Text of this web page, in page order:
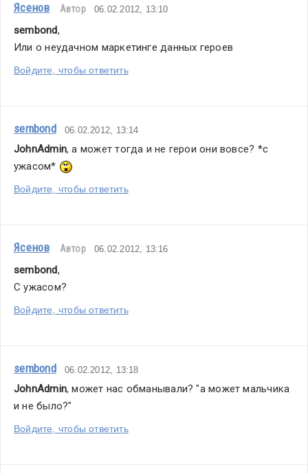
Ясенов Автор 06.02.2012, 13:10
sembond,
Или о неудачном маркетинге данных героев
Войдите, чтобы ответить
sembond 06.02.2012, 13:14
JohnAdmin, а может тогда и не герои они вовсе? *с
ужасом*
Войдите, чтобы ответить
Ясенов Автор 06.02.2012, 13:16
sembond,
C ужасом?
Войдите, чтобы ответить
sembond 06.02.2012, 13:18
JohnAdmin, может нас обманывали? "а может мальчика
и не было?"
Войдите, чтобы ответить